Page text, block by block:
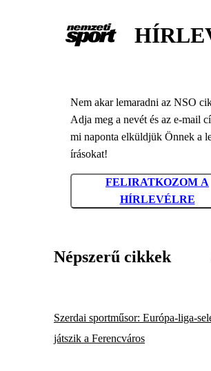
Nem akar lemaradni az NSO
Adja meg a nevét és az e-mail
mi naponta elküldjük Önnek a
írásokat!
FELIRATKOZOM A
HÍRLEVÉLRE
Népszerű cikkek
Szerdai sportműsor: Európa-liga-
játszik a Ferencváros